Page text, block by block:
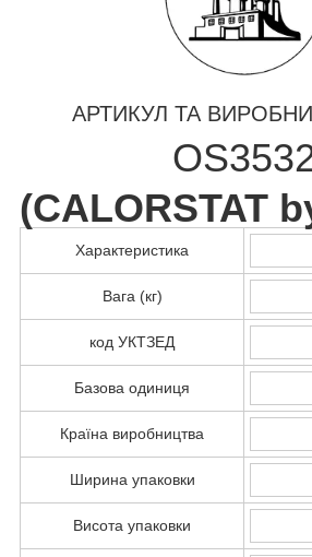
АРТИКУЛ ТА
(CALORSTAT
Характеристика
Вага (кг)
код УКТЗЕД
Базова одиниця
Країна виробництва
Ширина упаковки
Висота упаковки